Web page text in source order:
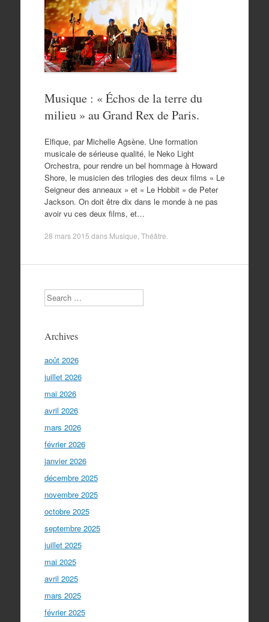
Musique : « Échos de la terre du
milieu » au Grand Rex de Paris.
Elfique, par Michelle Agsène. Une formation
musicale de sérieuse qualité, le Neko Light
Orchestra, pour rendre un bel hommage à Howard
Shore, le musicien des trilogies des deux films « Le
Seigneur des anneaux » et « Le Hobbit » de Peter
Jackson. On doit être dix dans le monde à ne pas
avoir vu ces deux films, et…
28 mars 2015 dans Musique Théâtre
Search
Archives
août 2026
juillet 2026
mai 2026
avril 2026
mars 2026
février 2026
janvier 2026
décembre 2025
novembre 2025
octobre 2025
septembre 2025
juillet 2025
mai 2025
avril 2025
mars 2025
février 2025